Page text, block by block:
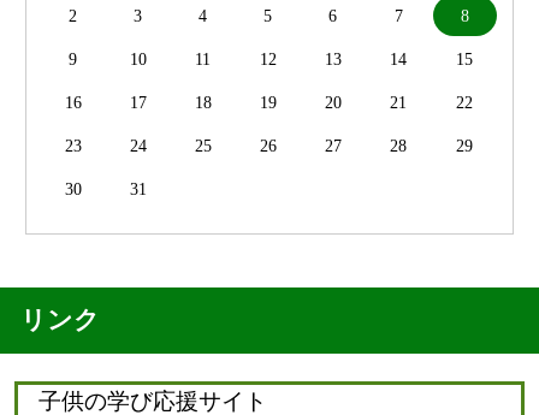
2 3 4 5 6 7 8
9 10 11 12 13 14 15
16 17 18 19 20 21 22
23 24 25 26 27 28 29
30 31
リンク
子供の学び応援サイト